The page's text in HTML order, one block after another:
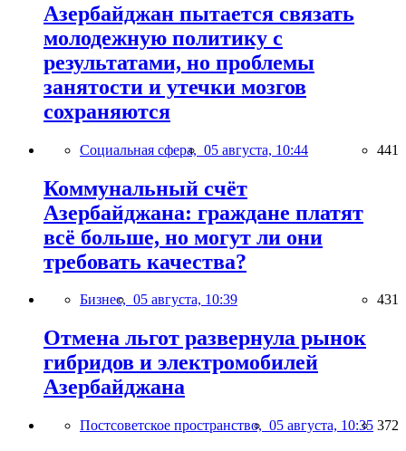
Азербайджан пытается связать
молодежную политику с
результатами, но проблемы
занятости и утечки мозгов
сохраняются
Социальная сфера, 05 августа, 10:44 441
Коммунальный счёт
Азербайджана: граждане платят
всё больше, но могут ли они
требовать качества?
Бизнес, 05 августа, 10:39 431
Отмена льгот развернула рынок
гибридов и электромобилей
Азербайджана
Постсоветское пространство, 05 августа, 10:35 372